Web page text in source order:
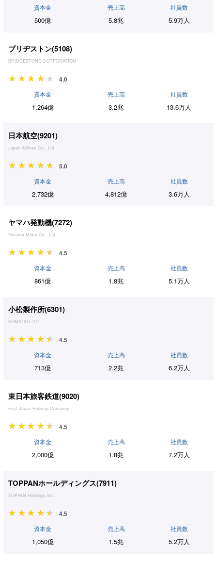
資本金
500億
売上高
5.8兆
社員数
5.9万人
ブリヂストン(5108)
BRIDGESTONE CORPORATION
4.0
資本金
1,264億
売上高
3.2兆
社員数
13.6万人
日本航空(9201)
Japan Airlines Co., Ltd.
5.0
資本金
2,732億
売上高
4,812億
社員数
3.6万人
ヤマハ発動機(7272)
Yamaha Motor Co., Ltd.
4.5
資本金
861億
売上高
1.8兆
社員数
5.1万人
小松製作所(6301)
KOMATSU LTD.
4.5
資本金
713億
売上高
2.2兆
社員数
6.2万人
東日本旅客鉄道(9020)
East Japan Railway Company
4.5
資本金
2,000億
売上高
1.8兆
社員数
7.2万人
TOPPANホールディングス(7911)
TOPPAN Holdings Inc.
4.5
資本金
1,050億
売上高
1.5兆
社員数
5.2万人